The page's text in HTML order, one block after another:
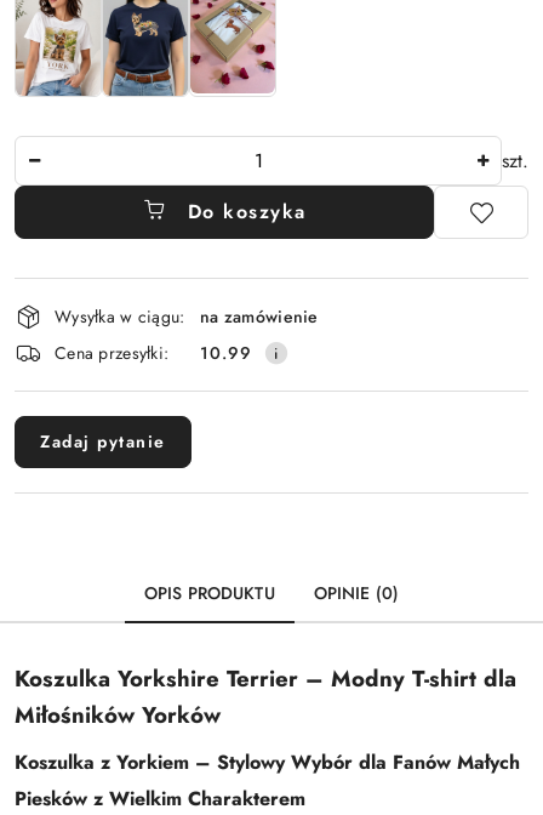
szt.
Do koszyka
Dostępność
i
dostawa
Wysyłka w ciągu:
na zamówienie
Cena przesyłki:
10.99
Zadaj pytanie
OPIS PRODUKTU OPINIE (0)
Koszulka Yorkshire Terrier – Modny T-shirt dla
Miłośników Yorków
Koszulka z Yorkiem – Stylowy Wybór dla Fanów Małych
Piesków z Wielkim Charakterem